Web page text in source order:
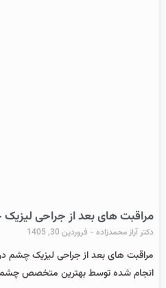
مراقبت های بعد از جراحی
دکتر آراز محمدزاده فروردین 30, 1405
مراقبت های بعد از جراحی لیزیک چشم
انجام شده توسط بهترین متخصص چشم